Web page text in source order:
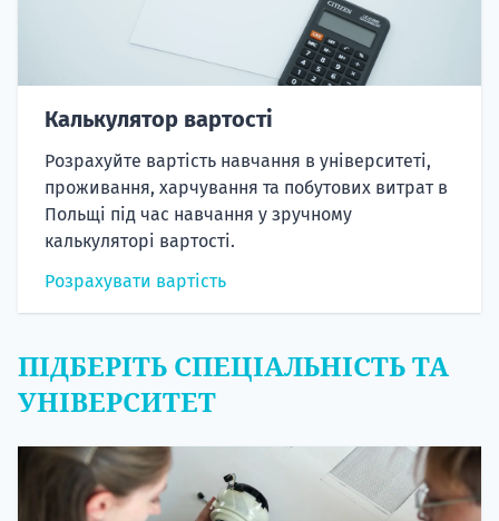
Калькулятор вартості
Розрахуйте вартість навчання в університеті,
проживання, харчування та побутових витрат в
Польщі під час навчання у зручному
калькуляторі вартості.
Розрахувати вартість
ПІДБЕРІТЬ СПЕЦІАЛЬНІСТЬ ТА
УНІВЕРСИТЕТ